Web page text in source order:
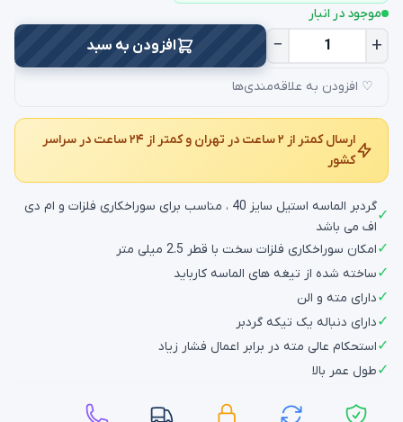
موجود در انبار
− + افزودن به سبد
♡ افزودن به علاقه‌مندی‌ها
ارسال کمتر از ۲ ساعت در تهران و کمتر از ۲۴ ساعت در سراسر
کشور
✓
گردبر الماسه استیل سایز 40 ، مناسب برای سوراخکاری فلزات و ام دی
اف می باشد
✓امکان سوراخکاری فلزات سخت با قطر 2.5 میلی متر
✓ساخته شده از تیغه های الماسه کارباید
✓دارای مته و الن
✓دارای دنباله یک تیکه گردبر
✓استحکام عالی مته در برابر اعمال فشار زیاد
✓طول عمر بالا